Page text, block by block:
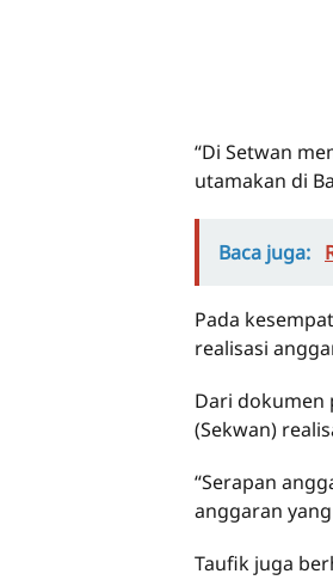
“Di Setwan
utamakan di
Baca juga:
Pada
realisasi
Dari dokumen
(Sekwan)
“Serapan
anggaran
Taufik juga